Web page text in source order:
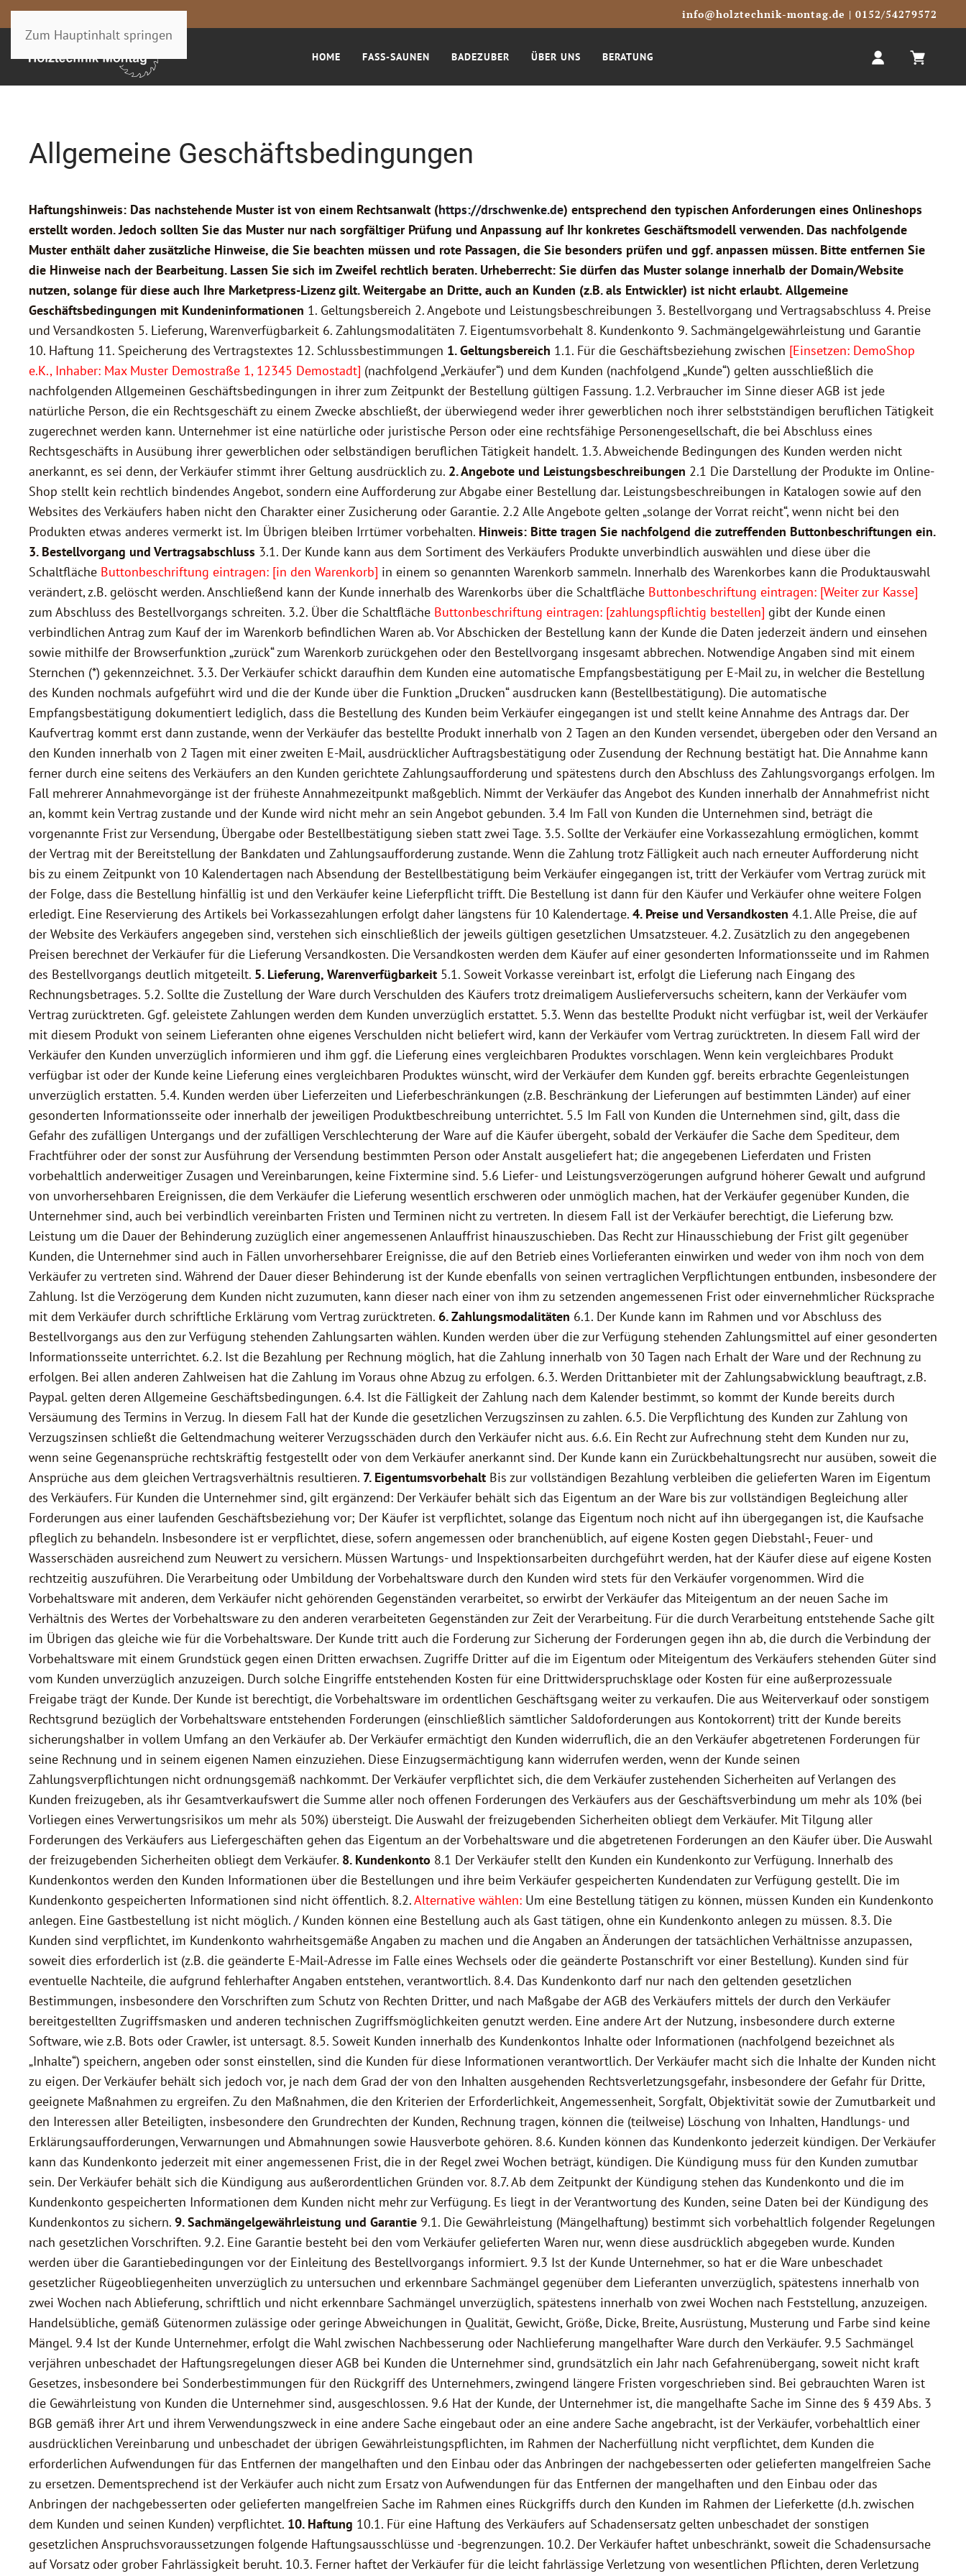
Zum Hauptinhalt springen
info@holztechnik-montag.de | 0152/54279572
HOME FASS-SAUNEN BADEZUBER ÜBER UNS BERATUNG
Allgemeine Geschäftsbedingungen
Haftungshinweis: Das nachstehende Muster ist von einem Rechtsanwalt (https://drschwenke.de) entsprechend den typischen Anforderungen eines Onlineshops
erstellt worden. Jedoch sollten Sie das Muster nur nach sorgfältiger Prüfung und Anpassung auf Ihr konkretes Geschäftsmodell verwenden. Das nachfolgende
Muster enthält daher zusätzliche Hinweise, die Sie beachten müssen und rote Passagen, die Sie besonders prüfen und ggf. anpassen müssen. Bitte entfernen Sie
die Hinweise nach der Bearbeitung. Lassen Sie sich im Zweifel rechtlich beraten. Urheberrecht: Sie dürfen das Muster solange innerhalb der Domain/Website
nutzen, solange für diese auch Ihre Marketpress-Lizenz gilt. Weitergabe an Dritte, auch an Kunden (z.B. als Entwickler) ist nicht erlaubt. Allgemeine
Geschäftsbedingungen mit Kundeninformationen 1. Geltungsbereich 2. Angebote und Leistungsbeschreibungen 3. Bestellvorgang und Vertragsabschluss 4. Preise
und Versandkosten 5. Lieferung, Warenverfügbarkeit 6. Zahlungsmodalitäten 7. Eigentumsvorbehalt 8. Kundenkonto 9. Sachmängelgewährleistung und Garantie
10. Haftung 11. Speicherung des Vertragstextes 12. Schlussbestimmungen 1. Geltungsbereich 1.1. Für die Geschäftsbeziehung zwischen [Einsetzen: DemoShop
e.K., Inhaber: Max Muster Demostraße 1, 12345 Demostadt] (nachfolgend „Verkäufer“) und dem Kunden (nachfolgend „Kunde“) gelten ausschließlich die
nachfolgenden Allgemeinen Geschäftsbedingungen in ihrer zum Zeitpunkt der Bestellung gültigen Fassung. 1.2. Verbraucher im Sinne dieser AGB ist jede
natürliche Person, die ein Rechtsgeschäft zu einem Zwecke abschließt, der überwiegend weder ihrer gewerblichen noch ihrer selbstständigen beruflichen Tätigkeit
zugerechnet werden kann. Unternehmer ist eine natürliche oder juristische Person oder eine rechtsfähige Personengesellschaft, die bei Abschluss eines
Rechtsgeschäfts in Ausübung ihrer gewerblichen oder selbständigen beruflichen Tätigkeit handelt. 1.3. Abweichende Bedingungen des Kunden werden nicht
anerkannt, es sei denn, der Verkäufer stimmt ihrer Geltung ausdrücklich zu. 2. Angebote und Leistungsbeschreibungen 2.1 Die Darstellung der Produkte im Online-
Shop stellt kein rechtlich bindendes Angebot, sondern eine Aufforderung zur Abgabe einer Bestellung dar. Leistungsbeschreibungen in Katalogen sowie auf den
Websites des Verkäufers haben nicht den Charakter einer Zusicherung oder Garantie. 2.2 Alle Angebote gelten „solange der Vorrat reicht“, wenn nicht bei den
Produkten etwas anderes vermerkt ist. Im Übrigen bleiben Irrtümer vorbehalten. Hinweis: Bitte tragen Sie nachfolgend die zutreffenden Buttonbeschriftungen ein.
3. Bestellvorgang und Vertragsabschluss 3.1. Der Kunde kann aus dem Sortiment des Verkäufers Produkte unverbindlich auswählen und diese über die
Schaltfläche Buttonbeschriftung eintragen: [in den Warenkorb] in einem so genannten Warenkorb sammeln. Innerhalb des Warenkorbes kann die Produktauswahl
verändert, z.B. gelöscht werden. Anschließend kann der Kunde innerhalb des Warenkorbs über die Schaltfläche Buttonbeschriftung eintragen: [Weiter zur Kasse]
zum Abschluss des Bestellvorgangs schreiten. 3.2. Über die Schaltfläche Buttonbeschriftung eintragen: [zahlungspflichtig bestellen] gibt der Kunde einen
verbindlichen Antrag zum Kauf der im Warenkorb befindlichen Waren ab. Vor Abschicken der Bestellung kann der Kunde die Daten jederzeit ändern und einsehen
sowie mithilfe der Browserfunktion „zurück“ zum Warenkorb zurückgehen oder den Bestellvorgang insgesamt abbrechen. Notwendige Angaben sind mit einem
Sternchen (*) gekennzeichnet. 3.3. Der Verkäufer schickt daraufhin dem Kunden eine automatische Empfangsbestätigung per E-Mail zu, in welcher die Bestellung
des Kunden nochmals aufgeführt wird und die der Kunde über die Funktion „Drucken“ ausdrucken kann (Bestellbestätigung). Die automatische
Empfangsbestätigung dokumentiert lediglich, dass die Bestellung des Kunden beim Verkäufer eingegangen ist und stellt keine Annahme des Antrags dar. Der
Kaufvertrag kommt erst dann zustande, wenn der Verkäufer das bestellte Produkt innerhalb von 2 Tagen an den Kunden versendet, übergeben oder den Versand an
den Kunden innerhalb von 2 Tagen mit einer zweiten E-Mail, ausdrücklicher Auftragsbestätigung oder Zusendung der Rechnung bestätigt hat. Die Annahme kann
ferner durch eine seitens des Verkäufers an den Kunden gerichtete Zahlungsaufforderung und spätestens durch den Abschluss des Zahlungsvorgangs erfolgen. Im
Fall mehrerer Annahmevorgänge ist der früheste Annahmezeitpunkt maßgeblich. Nimmt der Verkäufer das Angebot des Kunden innerhalb der Annahmefrist nicht
an, kommt kein Vertrag zustande und der Kunde wird nicht mehr an sein Angebot gebunden. 3.4 Im Fall von Kunden die Unternehmen sind, beträgt die
vorgenannte Frist zur Versendung, Übergabe oder Bestellbestätigung sieben statt zwei Tage. 3.5. Sollte der Verkäufer eine Vorkassezahlung ermöglichen, kommt
der Vertrag mit der Bereitstellung der Bankdaten und Zahlungsaufforderung zustande. Wenn die Zahlung trotz Fälligkeit auch nach erneuter Aufforderung nicht
bis zu einem Zeitpunkt von 10 Kalendertagen nach Absendung der Bestellbestätigung beim Verkäufer eingegangen ist, tritt der Verkäufer vom Vertrag zurück mit
der Folge, dass die Bestellung hinfällig ist und den Verkäufer keine Lieferpflicht trifft. Die Bestellung ist dann für den Käufer und Verkäufer ohne weitere Folgen
erledigt. Eine Reservierung des Artikels bei Vorkassezahlungen erfolgt daher längstens für 10 Kalendertage. 4. Preise und Versandkosten 4.1. Alle Preise, die auf
der Website des Verkäufers angegeben sind, verstehen sich einschließlich der jeweils gültigen gesetzlichen Umsatzsteuer. 4.2. Zusätzlich zu den angegebenen
Preisen berechnet der Verkäufer für die Lieferung Versandkosten. Die Versandkosten werden dem Käufer auf einer gesonderten Informationsseite und im Rahmen
des Bestellvorgangs deutlich mitgeteilt. 5. Lieferung, Warenverfügbarkeit 5.1. Soweit Vorkasse vereinbart ist, erfolgt die Lieferung nach Eingang des
Rechnungsbetrages. 5.2. Sollte die Zustellung der Ware durch Verschulden des Käufers trotz dreimaligem Auslieferversuchs scheitern, kann der Verkäufer vom
Vertrag zurücktreten. Ggf. geleistete Zahlungen werden dem Kunden unverzüglich erstattet. 5.3. Wenn das bestellte Produkt nicht verfügbar ist, weil der Verkäufer
mit diesem Produkt von seinem Lieferanten ohne eigenes Verschulden nicht beliefert wird, kann der Verkäufer vom Vertrag zurücktreten. In diesem Fall wird der
Verkäufer den Kunden unverzüglich informieren und ihm ggf. die Lieferung eines vergleichbaren Produktes vorschlagen. Wenn kein vergleichbares Produkt
verfügbar ist oder der Kunde keine Lieferung eines vergleichbaren Produktes wünscht, wird der Verkäufer dem Kunden ggf. bereits erbrachte Gegenleistungen
unverzüglich erstatten. 5.4. Kunden werden über Lieferzeiten und Lieferbeschränkungen (z.B. Beschränkung der Lieferungen auf bestimmten Länder) auf einer
gesonderten Informationsseite oder innerhalb der jeweiligen Produktbeschreibung unterrichtet. 5.5 Im Fall von Kunden die Unternehmen sind, gilt, dass die
Gefahr des zufälligen Untergangs und der zufälligen Verschlechterung der Ware auf die Käufer übergeht, sobald der Verkäufer die Sache dem Spediteur, dem
Frachtführer oder der sonst zur Ausführung der Versendung bestimmten Person oder Anstalt ausgeliefert hat; die angegebenen Lieferdaten und Fristen
vorbehaltlich anderweitiger Zusagen und Vereinbarungen, keine Fixtermine sind. 5.6 Liefer- und Leistungsverzögerungen aufgrund höherer Gewalt und aufgrund
von unvorhersehbaren Ereignissen, die dem Verkäufer die Lieferung wesentlich erschweren oder unmöglich machen, hat der Verkäufer gegenüber Kunden, die
Unternehmer sind, auch bei verbindlich vereinbarten Fristen und Terminen nicht zu vertreten. In diesem Fall ist der Verkäufer berechtigt, die Lieferung bzw.
Leistung um die Dauer der Behinderung zuzüglich einer angemessenen Anlauffrist hinauszuschieben. Das Recht zur Hinausschiebung der Frist gilt gegenüber
Kunden, die Unternehmer sind auch in Fällen unvorhersehbarer Ereignisse, die auf den Betrieb eines Vorlieferanten einwirken und weder von ihm noch von dem
Verkäufer zu vertreten sind. Während der Dauer dieser Behinderung ist der Kunde ebenfalls von seinen vertraglichen Verpflichtungen entbunden, insbesondere der
Zahlung. Ist die Verzögerung dem Kunden nicht zuzumuten, kann dieser nach einer von ihm zu setzenden angemessenen Frist oder einvernehmlicher Rücksprache
mit dem Verkäufer durch schriftliche Erklärung vom Vertrag zurücktreten. 6. Zahlungsmodalitäten 6.1. Der Kunde kann im Rahmen und vor Abschluss des
Bestellvorgangs aus den zur Verfügung stehenden Zahlungsarten wählen. Kunden werden über die zur Verfügung stehenden Zahlungsmittel auf einer gesonderten
Informationsseite unterrichtet. 6.2. Ist die Bezahlung per Rechnung möglich, hat die Zahlung innerhalb von 30 Tagen nach Erhalt der Ware und der Rechnung zu
erfolgen. Bei allen anderen Zahlweisen hat die Zahlung im Voraus ohne Abzug zu erfolgen. 6.3. Werden Drittanbieter mit der Zahlungsabwicklung beauftragt, z.B.
Paypal. gelten deren Allgemeine Geschäftsbedingungen. 6.4. Ist die Fälligkeit der Zahlung nach dem Kalender bestimmt, so kommt der Kunde bereits durch
Versäumung des Termins in Verzug. In diesem Fall hat der Kunde die gesetzlichen Verzugszinsen zu zahlen. 6.5. Die Verpflichtung des Kunden zur Zahlung von
Verzugszinsen schließt die Geltendmachung weiterer Verzugsschäden durch den Verkäufer nicht aus. 6.6. Ein Recht zur Aufrechnung steht dem Kunden nur zu,
wenn seine Gegenansprüche rechtskräftig festgestellt oder von dem Verkäufer anerkannt sind. Der Kunde kann ein Zurückbehaltungsrecht nur ausüben, soweit die
Ansprüche aus dem gleichen Vertragsverhältnis resultieren. 7. Eigentumsvorbehalt Bis zur vollständigen Bezahlung verbleiben die gelieferten Waren im Eigentum
des Verkäufers. Für Kunden die Unternehmer sind, gilt ergänzend: Der Verkäufer behält sich das Eigentum an der Ware bis zur vollständigen Begleichung aller
Forderungen aus einer laufenden Geschäftsbeziehung vor; Der Käufer ist verpflichtet, solange das Eigentum noch nicht auf ihn übergegangen ist, die Kaufsache
pfleglich zu behandeln. Insbesondere ist er verpflichtet, diese, sofern angemessen oder branchenüblich, auf eigene Kosten gegen Diebstahl-, Feuer- und
Wasserschäden ausreichend zum Neuwert zu versichern. Müssen Wartungs- und Inspektionsarbeiten durchgeführt werden, hat der Käufer diese auf eigene Kosten
rechtzeitig auszuführen. Die Verarbeitung oder Umbildung der Vorbehaltsware durch den Kunden wird stets für den Verkäufer vorgenommen. Wird die
Vorbehaltsware mit anderen, dem Verkäufer nicht gehörenden Gegenständen verarbeitet, so erwirbt der Verkäufer das Miteigentum an der neuen Sache im
Verhältnis des Wertes der Vorbehaltsware zu den anderen verarbeiteten Gegenständen zur Zeit der Verarbeitung. Für die durch Verarbeitung entstehende Sache gilt
im Übrigen das gleiche wie für die Vorbehaltsware. Der Kunde tritt auch die Forderung zur Sicherung der Forderungen gegen ihn ab, die durch die Verbindung der
Vorbehaltsware mit einem Grundstück gegen einen Dritten erwachsen. Zugriffe Dritter auf die im Eigentum oder Miteigentum des Verkäufers stehenden Güter sind
vom Kunden unverzüglich anzuzeigen. Durch solche Eingriffe entstehenden Kosten für eine Drittwiderspruchsklage oder Kosten für eine außerprozessuale
Freigabe trägt der Kunde. Der Kunde ist berechtigt, die Vorbehaltsware im ordentlichen Geschäftsgang weiter zu verkaufen. Die aus Weiterverkauf oder sonstigem
Rechtsgrund bezüglich der Vorbehaltsware entstehenden Forderungen (einschließlich sämtlicher Saldoforderungen aus Kontokorrent) tritt der Kunde bereits
sicherungshalber in vollem Umfang an den Verkäufer ab. Der Verkäufer ermächtigt den Kunden widerruflich, die an den Verkäufer abgetretenen Forderungen für
seine Rechnung und in seinem eigenen Namen einzuziehen. Diese Einzugsermächtigung kann widerrufen werden, wenn der Kunde seinen
Zahlungsverpflichtungen nicht ordnungsgemäß nachkommt. Der Verkäufer verpflichtet sich, die dem Verkäufer zustehenden Sicherheiten auf Verlangen des
Kunden freizugeben, als ihr Gesamtverkaufswert die Summe aller noch offenen Forderungen des Verkäufers aus der Geschäftsverbindung um mehr als 10% (bei
Vorliegen eines Verwertungsrisikos um mehr als 50%) übersteigt. Die Auswahl der freizugebenden Sicherheiten obliegt dem Verkäufer. Mit Tilgung aller
Forderungen des Verkäufers aus Liefergeschäften gehen das Eigentum an der Vorbehaltsware und die abgetretenen Forderungen an den Käufer über. Die Auswahl
der freizugebenden Sicherheiten obliegt dem Verkäufer. 8. Kundenkonto 8.1 Der Verkäufer stellt den Kunden ein Kundenkonto zur Verfügung. Innerhalb des
Kundenkontos werden den Kunden Informationen über die Bestellungen und ihre beim Verkäufer gespeicherten Kundendaten zur Verfügung gestellt. Die im
Kundenkonto gespeicherten Informationen sind nicht öffentlich. 8.2.Alternative wählen: Um eine Bestellung tätigen zu können, müssen Kunden ein Kundenkonto
anlegen. Eine Gastbestellung ist nicht möglich. / Kunden können eine Bestellung auch als Gast tätigen, ohne ein Kundenkonto anlegen zu müssen. 8.3. Die
Kunden sind verpflichtet, im Kundenkonto wahrheitsgemäße Angaben zu machen und die Angaben an Änderungen der tatsächlichen Verhältnisse anzupassen,
soweit dies erforderlich ist (z.B. die geänderte E-Mail-Adresse im Falle eines Wechsels oder die geänderte Postanschrift vor einer Bestellung). Kunden sind für
eventuelle Nachteile, die aufgrund fehlerhafter Angaben entstehen, verantwortlich. 8.4. Das Kundenkonto darf nur nach den geltenden gesetzlichen
Bestimmungen, insbesondere den Vorschriften zum Schutz von Rechten Dritter, und nach Maßgabe der AGB des Verkäufers mittels der durch den Verkäufer
bereitgestellten Zugriffsmasken und anderen technischen Zugriffsmöglichkeiten genutzt werden. Eine andere Art der Nutzung, insbesondere durch externe
Software, wie z.B. Bots oder Crawler, ist untersagt. 8.5. Soweit Kunden innerhalb des Kundenkontos Inhalte oder Informationen (nachfolgend bezeichnet als
„Inhalte“) speichern, angeben oder sonst einstellen, sind die Kunden für diese Informationen verantwortlich. Der Verkäufer macht sich die Inhalte der Kunden nicht
zu eigen. Der Verkäufer behält sich jedoch vor, je nach dem Grad der von den Inhalten ausgehenden Rechtsverletzungsgefahr, insbesondere der Gefahr für Dritte,
geeignete Maßnahmen zu ergreifen. Zu den Maßnahmen, die den Kriterien der Erforderlichkeit, Angemessenheit, Sorgfalt, Objektivität sowie der Zumutbarkeit und
den Interessen aller Beteiligten, insbesondere den Grundrechten der Kunden, Rechnung tragen, können die (teilweise) Löschung von Inhalten, Handlungs- und
Erklärungsaufforderungen, Verwarnungen und Abmahnungen sowie Hausverbote gehören. 8.6. Kunden können das Kundenkonto jederzeit kündigen. Der Verkäufer
kann das Kundenkonto jederzeit mit einer angemessenen Frist, die in der Regel zwei Wochen beträgt, kündigen. Die Kündigung muss für den Kunden zumutbar
sein. Der Verkäufer behält sich die Kündigung aus außerordentlichen Gründen vor. 8.7. Ab dem Zeitpunkt der Kündigung stehen das Kundenkonto und die im
Kundenkonto gespeicherten Informationen dem Kunden nicht mehr zur Verfügung. Es liegt in der Verantwortung des Kunden, seine Daten bei der Kündigung des
Kundenkontos zu sichern. 9. Sachmängelgewährleistung und Garantie 9.1. Die Gewährleistung (Mängelhaftung) bestimmt sich vorbehaltlich folgender Regelungen
nach gesetzlichen Vorschriften. 9.2. Eine Garantie besteht bei den vom Verkäufer gelieferten Waren nur, wenn diese ausdrücklich abgegeben wurde. Kunden
werden über die Garantiebedingungen vor der Einleitung des Bestellvorgangs informiert. 9.3 Ist der Kunde Unternehmer, so hat er die Ware unbeschadet
gesetzlicher Rügeobliegenheiten unverzüglich zu untersuchen und erkennbare Sachmängel gegenüber dem Lieferanten unverzüglich, spätestens innerhalb von
zwei Wochen nach Ablieferung, schriftlich und nicht erkennbare Sachmängel unverzüglich, spätestens innerhalb von zwei Wochen nach Feststellung, anzuzeigen.
Handelsübliche, gemäß Gütenormen zulässige oder geringe Abweichungen in Qualität, Gewicht, Größe, Dicke, Breite, Ausrüstung, Musterung und Farbe sind keine
Mängel. 9.4 Ist der Kunde Unternehmer, erfolgt die Wahl zwischen Nachbesserung oder Nachlieferung mangelhafter Ware durch den Verkäufer. 9.5 Sachmängel
verjähren unbeschadet der Haftungsregelungen dieser AGB bei Kunden die Unternehmer sind, grundsätzlich ein Jahr nach Gefahrenübergang, soweit nicht kraft
Gesetzes, insbesondere bei Sonderbestimmungen für den Rückgriff des Unternehmers, zwingend längere Fristen vorgeschrieben sind. Bei gebrauchten Waren ist
die Gewährleistung von Kunden die Unternehmer sind, ausgeschlossen. 9.6 Hat der Kunde, der Unternehmer ist, die mangelhafte Sache im Sinne des § 439 Abs. 3
BGB gemäß ihrer Art und ihrem Verwendungszweck in eine andere Sache eingebaut oder an eine andere Sache angebracht, ist der Verkäufer, vorbehaltlich einer
ausdrücklichen Vereinbarung und unbeschadet der übrigen Gewährleistungspflichten, im Rahmen der Nacherfüllung nicht verpflichtet, dem Kunden die
erforderlichen Aufwendungen für das Entfernen der mangelhaften und den Einbau oder das Anbringen der nachgebesserten oder gelieferten mangelfreien Sache
zu ersetzen. Dementsprechend ist der Verkäufer auch nicht zum Ersatz von Aufwendungen für das Entfernen der mangelhaften und den Einbau oder das
Anbringen der nachgebesserten oder gelieferten mangelfreien Sache im Rahmen eines Rückgriffs durch den Kunden im Rahmen der Lieferkette (d.h. zwischen
dem Kunden und seinen Kunden) verpflichtet. 10. Haftung 10.1. Für eine Haftung des Verkäufers auf Schadensersatz gelten unbeschadet der sonstigen
gesetzlichen Anspruchsvoraussetzungen folgende Haftungsausschlüsse und -begrenzungen. 10.2. Der Verkäufer haftet unbeschränkt, soweit die Schadensursache
auf Vorsatz oder grober Fahrlässigkeit beruht. 10.3. Ferner haftet der Verkäufer für die leicht fahrlässige Verletzung von wesentlichen Pflichten, deren Verletzung